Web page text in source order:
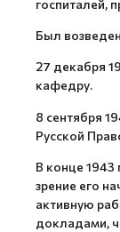
госпиталей,
Был
27 декабря
кафедру.
8 сентября
Русской
В конце 1943
зрение его
активную
докладами,